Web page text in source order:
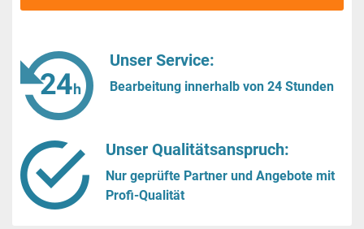
Unser Service:
Bearbeitung innerhalb von 24 Stunden
Unser Qualitätsanspruch:
Nur geprüfte Partner und Angebote mit
Profi-Qualität